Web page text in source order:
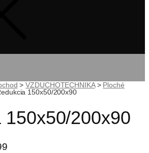
>VZDUCHOTECHNIKA> Ploché
150x50/200x90
150x50/200x90